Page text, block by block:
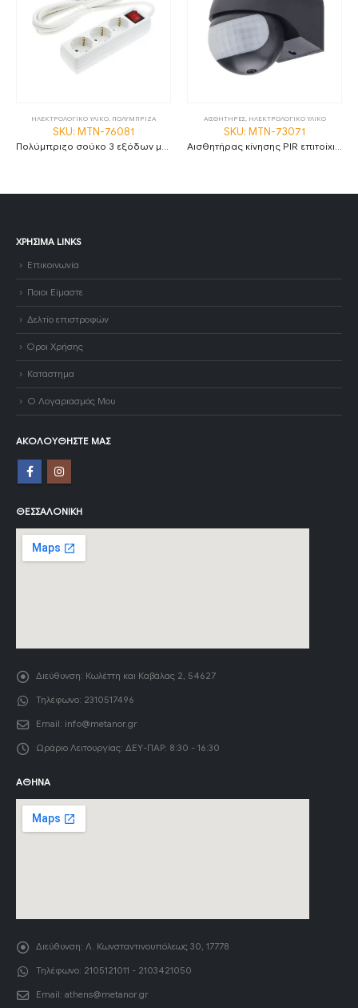
ΗΛΕΚΤΡΟΛΟΓΙΚΟ ΥΛΙΚΟ ΠΟΛΥΜΠΡΙΖΑ
SKU: MTN-76081
ΑΙΣΘΗΤΗΡΕΣ, ΗΛΕΚΤΡΟΛΟΓΙΚΟ ΥΛΙΚΟ
SKU: MTN-73071
ΧΡΉΣΙΜΑ LINKS
Επικοινωνία
Ποιοι Είμαστε
Δελτίο επιστροφών
Όροι Χρήσης
Κατάστημα
Ο Λογαριασμός Μου
ΑΚΟΛΟΥΘΉΣΤΕ ΜΑΣ
ΘΕΣΣΑΛΟΝΊΚΗ
Διεύθυνση: Κωλέττη και Καβάλας 2, 54627
Τηλέφωνο: 2310517496
Email: info@metanor.gr
Ωράριο Λειτουργίας: ΔΕΥ-ΠΑΡ: 8:30 - 16:30
ΑΘΉΝΑ
Διεύθυνση: Λ. Κωνσταντινουπόλεως 30, 17778
Τηλέφωνο: 2105121011 - 2103421050
Email: athens@metanor.gr